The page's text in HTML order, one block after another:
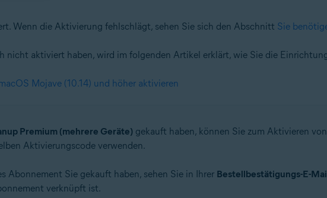
Wenn die Aktivierung fehlschlägt, sehen Sie sich den Abschnitt Sie
nicht aktiviert haben, wird im folgenden Artikel erklärt, wie Sie die
Mojave (10.14) und höher aktivieren
Premium (mehrere Geräte)gekauft haben, können Sie zum Aktivieren
Aktivierungscode verwenden.
Abonnement Sie gekauft haben, sehen Sie in Ihrer Bestellbestätigungs-E-
verknüpft ist.